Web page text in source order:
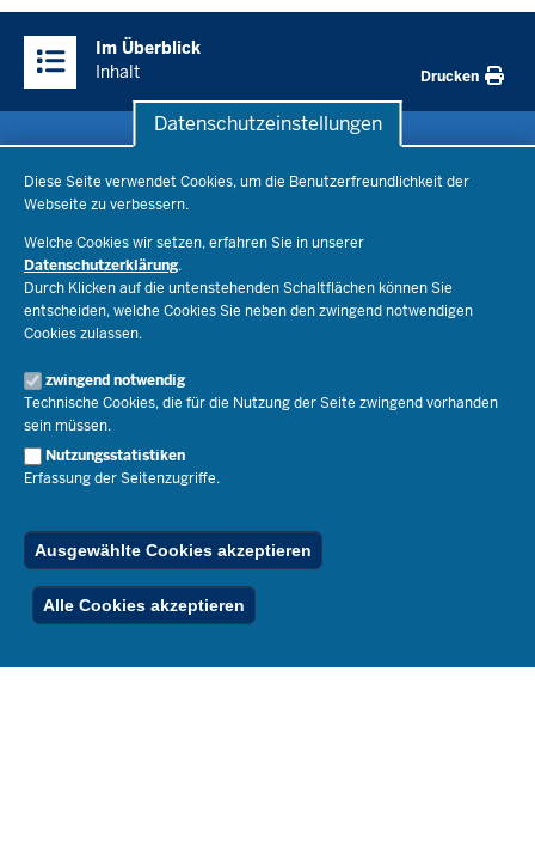
Datenschutzeinstellungen
Diese Seite verwendet Cookies, um die Benutzerfreundlichkeit der
Webseite zu verbessern.
Welche Cookies wir setzen, erfahren Sie in unserer
Datenschutzerklärung.
Durch Klicken auf die untenstehenden Schaltflächen können Sie
entscheiden, welche Cookies Sie neben den zwingend notwendigen
Cookies zulassen.
zwingend notwendig
Technische Cookies, die für die Nutzung der Seite zwingend vorhanden
sein müssen.
Nutzungsstatistiken
Erfassung der Seitenzugriffe.
Ausgewählte Cookies akzeptieren
Alle Cookies akzeptieren
Inhalte
Im Überblick
Inhalt
Drucken
Bildungsthemen
Lehrkräfte
Recht
Schulleben
Ministerium
Ministerin Dorothee Feller
Staatssekretär Dr. Urban Mauer
Open Government
Bibliothek
Veranstaltungen
Geschäftsbereich
Presse
Pressefotos
Social Media
Pressekontakt
Service
Schule(n) suchen
Kontakt
Der Weg zu uns
Publikationen
RSS-Feed
Ferienordnung
© 2026 Bildungsportal NRW
Below
Footer
Menu
Inhalt Impressum Datenschutz